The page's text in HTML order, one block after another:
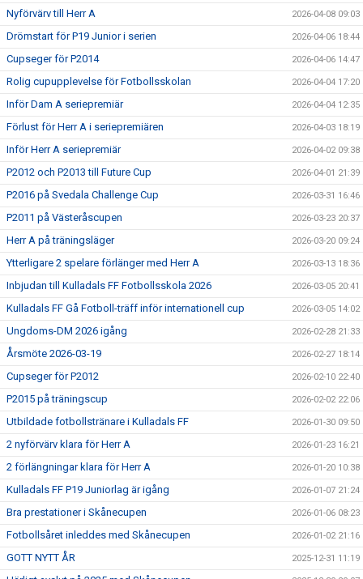
Nyförvärv till Herr A 2026-04-08 09:03
Drömstart för P19 Junior i serien 2026-04-06 18:44
Cupseger för P2014 2026-04-06 14:47
Rolig cupupplevelse för Fotbollsskolan 2026-04-04 17:20
Inför Dam A seriepremiär 2026-04-04 12:35
Förlust för Herr A i seriepremiären 2026-04-03 18:19
Inför Herr A seriepremiär 2026-04-02 09:38
P2012 och P2013 till Future Cup 2026-04-01 21:39
P2016 på Svedala Challenge Cup 2026-03-31 16:46
P2011 på Västeråscupen 2026-03-23 20:37
Herr A på träningsläger 2026-03-20 09:24
Ytterligare 2 spelare förlänger med Herr A 2026-03-13 18:36
Inbjudan till Kulladals FF Fotbollsskola 2026 2026-03-05 20:41
Kulladals FF Gå Fotboll-träff inför internationell cup 2026-03-05 14:02
Ungdoms-DM 2026 igång 2026-02-28 21:33
Årsmöte 2026-03-19 2026-02-27 18:14
Cupseger för P2012 2026-02-10 22:40
P2015 på träningscup 2026-02-02 22:06
Utbildade fotbollstränare i Kulladals FF 2026-01-30 09:50
2 nyförvärv klara för Herr A 2026-01-23 16:21
2 förlängningar klara för Herr A 2026-01-20 10:38
Kulladals FF P19 Juniorlag är igång 2026-01-07 21:24
Bra prestationer i Skånecupen 2026-01-06 08:23
Fotbollsåret inleddes med Skånecupen 2026-01-02 21:16
GOTT NYTT ÅR 2025-12-31 11:19